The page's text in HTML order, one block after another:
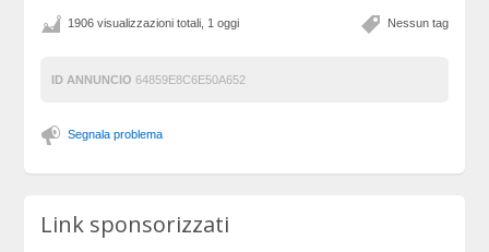
Nessun tag
1906 visualizzazioni totali, 1 oggi
ID ANNUNCIO 64859E8C6E50A652
Segnala problema
Link sponsorizzati